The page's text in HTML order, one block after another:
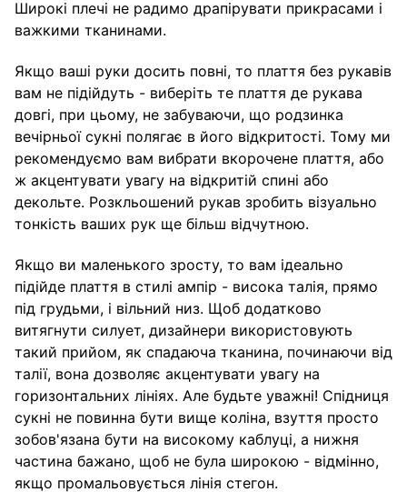
Широкі плечі не радимо драпірувати прикрасами і
важкими тканинами.
Якщо ваші руки досить повні, то плаття без рукавів
вам не підійдуть - виберіть те плаття де рукава
довгі, при цьому, не забуваючи, що родзинка
вечірньої сукні полягає в його відкритості. Тому ми
рекомендуємо вам вибрати вкорочене плаття, або
ж акцентувати увагу на відкритій спині або
декольте. Розкльошений рукав зробить візуально
тонкість ваших рук ще більш відчутною.
Якщо ви маленького зросту, то вам ідеально
підійде плаття в стилі ампір - висока талія, прямо
під грудьми, і вільний низ. Щоб додатково
витягнути силует, дизайнери використовують
такий прийом, як спадаюча тканина, починаючи від
талії, вона дозволяє акцентувати увагу на
горизонтальних лініях. Але будьте уважні! Спідниця
сукні не повинна бути вище коліна, взуття просто
зобов'язана бути на високому каблуці, а нижня
частина бажано, щоб не була широкою - відмінно,
якщо промальовується лінія стегон.